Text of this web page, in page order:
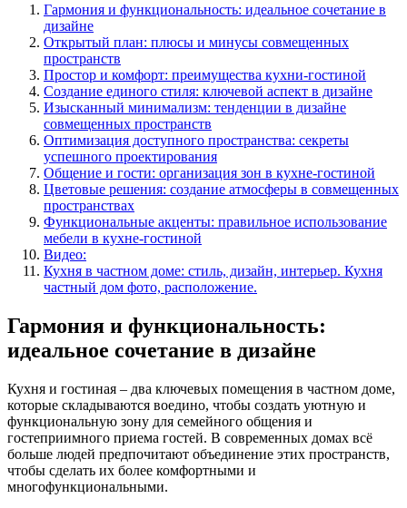
Гармония и функциональность: идеальное сочетание в
дизайне
Открытый план: плюсы и минусы совмещенных
пространств
Простор и комфорт: преимущества кухни-гостиной
Создание единого стиля: ключевой аспект в дизайне
Изысканный минимализм: тенденции в дизайне
совмещенных пространств
Оптимизация доступного пространства: секреты
успешного проектирования
Общение и гости: организация зон в кухне-гостиной
Цветовые решения: создание атмосферы в совмещенных
пространствах
Функциональные акценты: правильное использование
мебели в кухне-гостиной
Видео:
Кухня в частном доме: стиль, дизайн, интерьер. Кухня
частный дом фото, расположение.
Гармония и функциональность:
идеальное сочетание в дизайне
Кухня и гостиная – два ключевых помещения в частном доме,
которые складываются воедино, чтобы создать уютную и
функциональную зону для семейного общения и
гостеприимного приема гостей. В современных домах всё
больше людей предпочитают объединение этих пространств,
чтобы сделать их более комфортными и
многофункциональными.